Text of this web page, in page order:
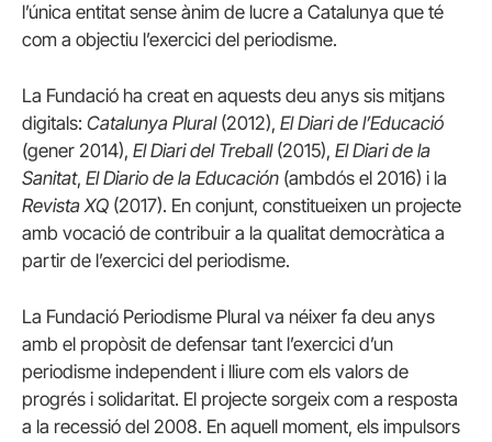
l’única entitat sense ànim de lucre a Catalunya que té
com a objectiu l’exercici del periodisme.
La Fundació ha creat en aquests deu anys sis mitjans
digitals: Catalunya Plural(2012), El Diari de l’Educació
(gener 2014), El Diari del Treball(2015), El Diari de la
Sanitat, El Diario de la Educación (ambdós el 2016) i la
Revista XQ (2017). En conjunt, constitueixen un projecte
amb vocació de contribuir a la qualitat democràtica a
partir de l’exercici del periodisme.
La Fundació Periodisme Plural va néixer fa deu anys
amb el propòsit de defensar tant l’exercici d’un
periodisme independent i lliure com els valors de
progrés i solidaritat. El projecte sorgeix com a resposta
a la recessió del 2008. En aquell moment, els impulsors